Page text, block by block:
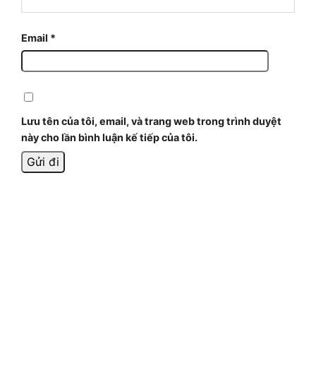
Email *
Lưu tên của tôi, email, và trang web trong trình duyệt
này cho lần bình luận kế tiếp của tôi.